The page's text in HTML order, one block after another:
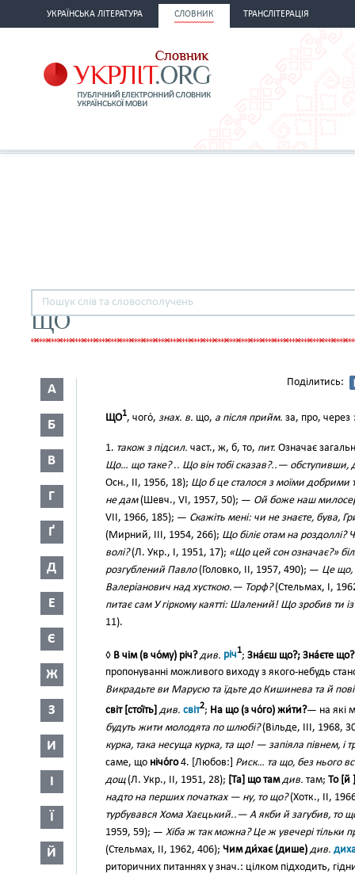
УКРАЇНСЬКА ЛІТЕРАТУРА СЛОВНИК ТРАНСЛІТЕРАЦІЯ
ЩО
А
Б
В
Г
Ґ
Д
Е
Є
Ж
З
И
І
Ї
Й
Поділитись:
ЩО1, чого́, знах. в. що, а після прийм. за, про, через
1. також з підсил. част., ж, б, то, пит. Означає
Що… що таке? .. Що він тобі сказав?..— обступивши,
Осн., II, 1956, 18); Що б це сталося з моїми добрими
не дам(Шевч., VI, 1957, 50); — Ой боже наш
VII, 1966, 185); — Скажіть мені: чи не знаєте, бува,
(Мирний, III, 1954, 266); Що біліє отам на роздоллі?
волі?(Л. Укр., І, 1951, 17); «Що цей сон означає?»
розгублений Павло(Головко, II, 1957, 490); — Це що,
Валеріанович над хусткою.— Торф?(Стельмах, І,
питає сам У гіркому каятті: Шалений! Що зробив ти
11).
◊ В чім (в чо́му) річ? див. річ1; Зна́єш що?; Зна́єте що?
пропонуванні можливого виходу з якого-небудь
Викрадьте ви Марусю та їдьте до Кишинева та й
світ [стої́ть] див. світ2; На що (з чо́го) жи́ти?— на які
будуть жити молодята по шлюбі?(Вільде, III, 1968,
курка, така несуща курка, та що! — запіяла півнем, і
саме, що нічо́го4. [Любов:] Риск… та що, без нього
дощ(Л. Укр., II, 1951, 28); [Та] що там див. там; То [й
надто на перших початках — ну, то що?(Хотк., II,
турбувався Хома Хаєцький..— А якби й загубив, то
1959, 59); — Хіба ж так можна? Це ж увечері
(Стельмах, II, 1962, 406); Чим ди́хає (дише) див.
риторичних питаннях у знач.: цілком підходить,